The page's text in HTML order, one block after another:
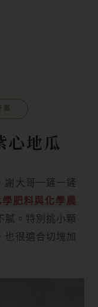
心地瓜
謝大哥一鏟一鏟
肥料與化學農
膩。特別挑小顆
也很適合切塊加